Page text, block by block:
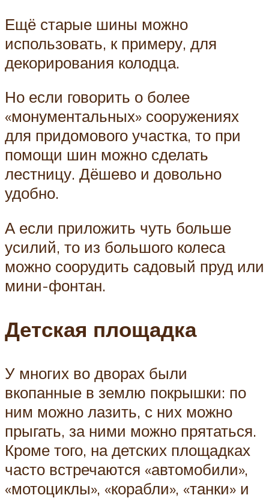
Ещё старые шины можно
использовать, к примеру, для
декорирования колодца.
Но если говорить о более
«монументальных» сооружениях
для придомового участка, то при
помощи шин можно сделать
лестницу. Дёшево и довольно
удобно.
А если приложить чуть больше
усилий, то из большого колеса
можно соорудить садовый пруд или
мини-фонтан.
Детская площадка
У многих во дворах были
вкопанные в землю покрышки: по
ним можно лазить, с них можно
прыгать, за ними можно прятаться.
Кроме того, на детских площадках
часто встречаются «автомобили»,
«мотоциклы», «корабли», «танки» и